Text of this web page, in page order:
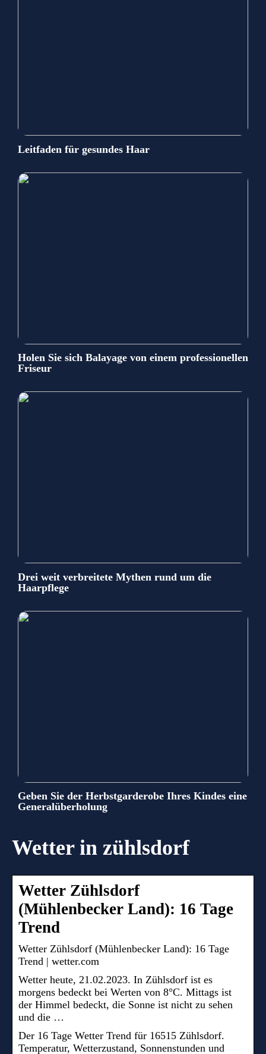
Leitfaden für gesundes Haar
Holen Sie sich Balayage von einem professionellen
Friseur
Drei weit verbreitete Mythen rund um die
Haarpflege
Geben Sie der Herbstgarderobe Ihres Kindes eine
Generalüberholung
Wetter in zühlsdorf
Wetter Zühlsdorf
(Mühlenbecker Land): 16 Tage
Trend
Wetter Zühlsdorf (Mühlenbecker Land): 16 Tage
Trend | wetter.com
Wetter heute, 21.02.2023. In Zühlsdorf ist es
morgens bedeckt bei Werten von 8°C. Mittags ist
der Himmel bedeckt, die Sonne ist nicht zu sehen
und die …
Der 16 Tage Wetter Trend für 16515 Zühlsdorf.
Temperatur, Wetterzustand, Sonnenstunden und